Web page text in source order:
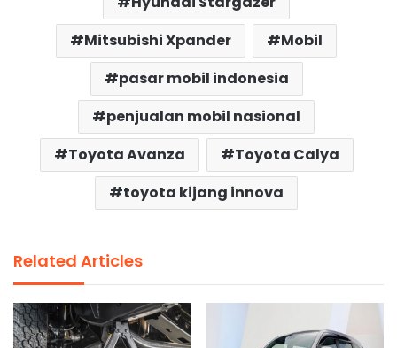
Mitsubishi Xpander
Mobil
pasar mobil indonesia
penjualan mobil nasional
Toyota Avanza
Toyota Calya
toyota kijang innova
Related Articles